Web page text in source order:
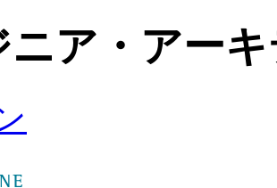
ニア・アー